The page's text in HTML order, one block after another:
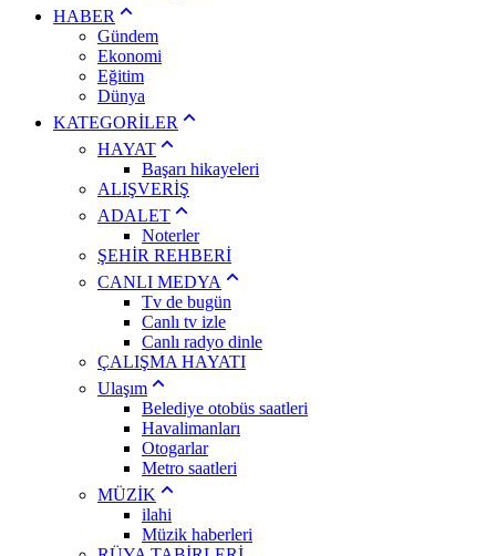
HABER
Gündem
Ekonomi
Eğitim
Dünya
KATEGORİLER
HAYAT
Başarı hikayeleri
ALIŞVERİŞ
ADALET
Noterler
ŞEHİR REHBERİ
CANLI MEDYA
Tv de bugün
Canlı tv izle
Canlı radyo dinle
ÇALIŞMA HAYATI
Ulaşım
Belediye otobüs saatleri
Havalimanları
Otogarlar
Metro saatleri
MÜZİK
ilahi
Müzik haberleri